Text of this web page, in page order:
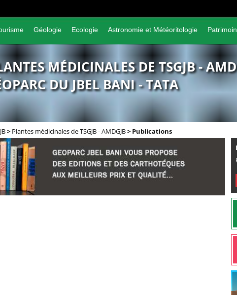
Géologie Ecologie Astronomie et Météoritologie
MÉDICINALES DE TSGJB -
DU JBEL BANI - TATA
> Plantes médicinales de TSGJB - AMDGJB> Publications